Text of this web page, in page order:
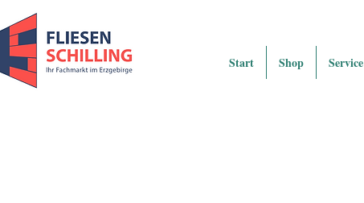
Start Shop Service